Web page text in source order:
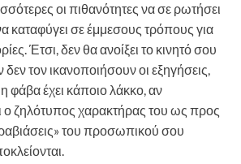
οι πιθανότητες να σε ρωτήσει
καταφύγει σε έμμεσους τρόπους για
Έτσι, δεν θα ανοίξει το κινητό σου
τον ικανοποιήσουν οι εξηγήσεις,
φάβα έχει κάποιο λάκκο, αν
ο ζηλότυπος χαρακτήρας του ως προς
του προσωπικού σου